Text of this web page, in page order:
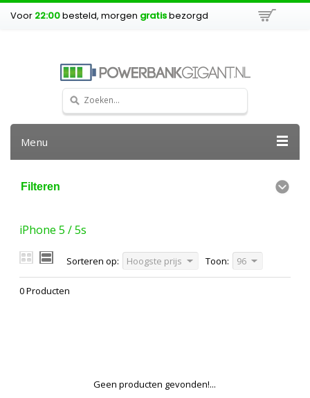
Voor 22:00besteld, morgen gratisbezorgd
Menu
Filteren
iPhone 5 / 5s
Sorteren op: Hoogste prijs Toon: 96
0 Producten
Geen producten gevonden!...